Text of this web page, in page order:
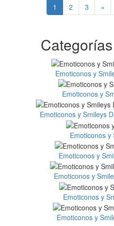
1 2 3 »
Emoticonos y
Emoticonos y
Emoticonos y Smileys
Emoticonos y
Emoticonos y
Emoticonos y
Emoticonos y
Emoticonos y